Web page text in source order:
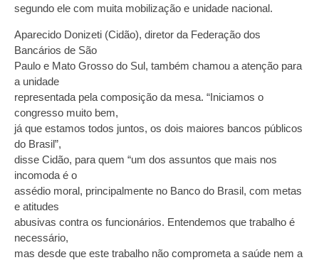
segundo ele com muita mobilização e unidade nacional.
Aparecido Donizeti (Cidão), diretor da Federação dos
Bancários de São
Paulo e Mato Grosso do Sul, também chamou a atenção para
a unidade
representada pela composição da mesa. “Iniciamos o
congresso muito bem,
já que estamos todos juntos, os dois maiores bancos públicos
do Brasil”,
disse Cidão, para quem “um dos assuntos que mais nos
incomoda é o
assédio moral, principalmente no Banco do Brasil, com metas
e atitudes
abusivas contra os funcionários. Entendemos que trabalho é
necessário,
mas desde que este trabalho não comprometa a saúde nem a